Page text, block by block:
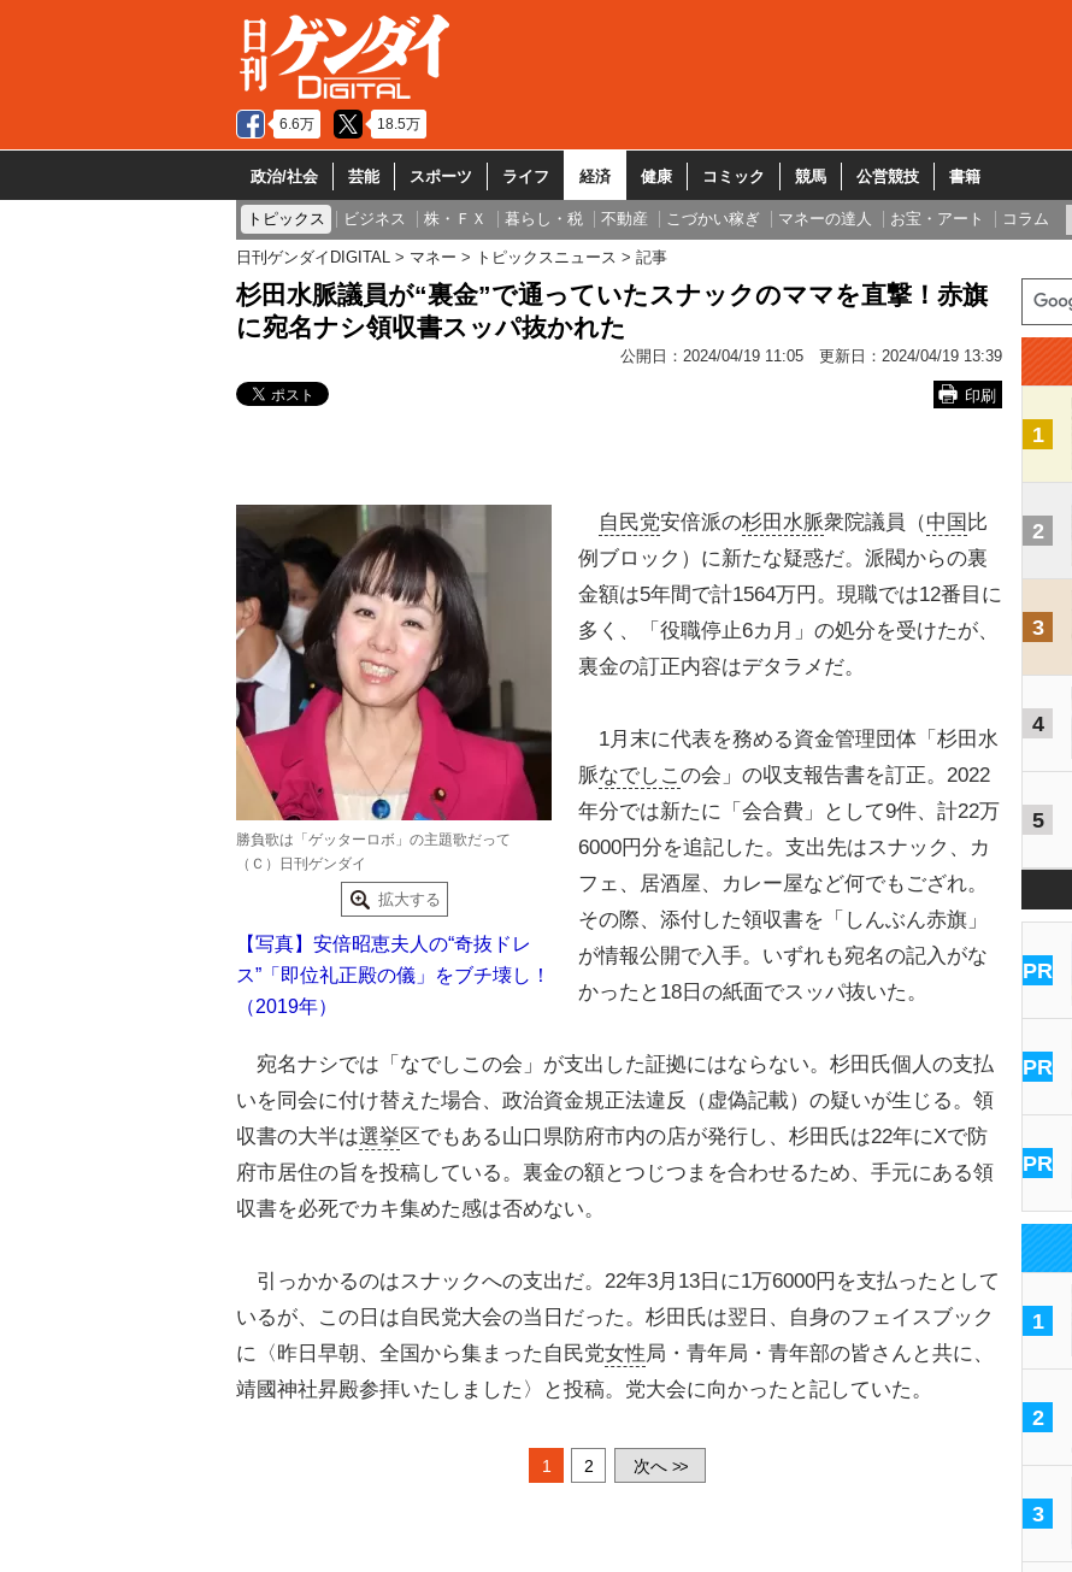
6.6万 18.5万
政治/社会 芸能 スポーツ ライフ 経済 健康 コミック 競馬 公営競技 書籍
トピックス ビジネス 株・ＦＸ 暮らし・税 不動産 こづかい稼ぎ マネーの達人 お宝・アート コラム
日刊ゲンダイDIGITAL マネー トピックスニュース 記事
杉田水脈議員が“裏金”で通っていたスナックのママを直撃！赤旗
に宛名ナシ領収書スッパ抜かれた
公開日： 2024/04/19 11:05 更新日： 2024/04/19 13:39
印刷
勝負歌は「ゲッターロボ」の主題歌だって
（Ｃ）日刊ゲンダイ
拡大する
【写真】安倍昭恵夫人の“奇抜ドレ
ス”「即位礼正殿の儀」をブチ壊し！
（2019年）
自民党安倍派の杉田水脈衆院議員（中国 比
例ブロック）に新たな疑惑だ。派閥からの裏
金額は5年間で計1564万円。現職では12番目に
多く、「役職停止6カ月」の処分を受けたが、
裏金の訂正内容はデタラメだ。
1月末に代表を務める資金管理団体「杉田水
脈なでしこの会」の収支報告書を訂正。2022
年分では新たに「会合費」として9件、計22万
6000円分を追記した。支出先はスナック、カ
フェ、居酒屋、カレー屋など何でもござれ。
その際、添付した領収書を「しんぶん赤旗」
が情報公開で入手。いずれも宛名の記入がな
かったと18日の紙面でスッパ抜いた。
宛名ナシでは「なでしこの会」が支出した証拠にはならない。杉田氏個人の支払
いを同会に付け替えた場合、政治資金規正法違反（虚偽記載）の疑いが生じる。領
収書の大半は選挙区でもある山口県防府市内の店が発行し、杉田氏は22年にXで防
府市居住の旨を投稿している。裏金の額とつじつまを合わせるため、手元にある領
収書を必死でカキ集めた感は否めない。
引っかかるのはスナックへの支出だ。22年3月13日に1万6000円を支払ったとして
いるが、この日は自民党大会の当日だった。杉田氏は翌日、自身のフェイスブック
に〈昨日早朝、全国から集まった自民党女性局・青年局・青年部の皆さんと共に、
靖國神社昇殿参拝いたしました〉と投稿。党大会に向かったと記していた。
1 2 次へ >>
1
2
3
4
5
PR
PR
PR
1
2
3